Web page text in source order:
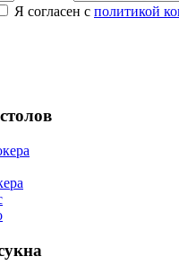
Я согласен с политикой